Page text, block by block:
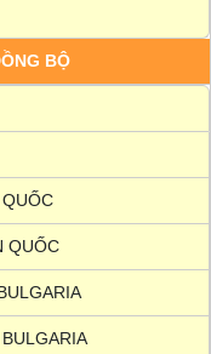
BỘ
QUỐC